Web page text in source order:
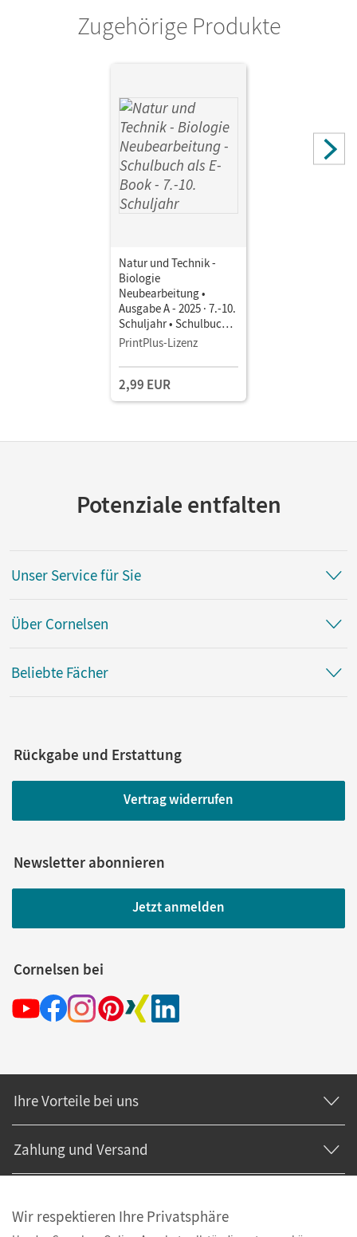
Zugehörige Produkte
Natur und Technik -
Biologie
Neubearbeitung •
Ausgabe A - 2025 · 7.-10.
Schuljahr • Schulbuch
als E-Book Mit Medien
PrintPlus-Lizenz
2,99 EUR
Potenziale entfalten
Unser Service für Sie
Über Cornelsen
Beliebte Fächer
Rückgabe und Erstattung
Vertrag widerrufen
Newsletter abonnieren
Jetzt anmelden
Cornelsen bei
Ihre Vorteile bei uns
Zahlung und Versand
Wir respektieren Ihre Privatsphäre